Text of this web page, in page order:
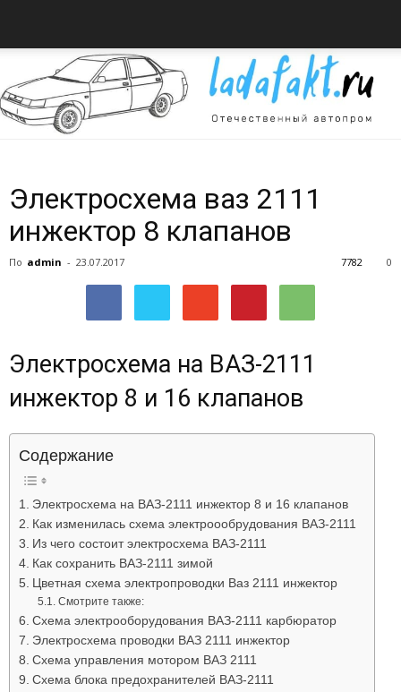
ВАЗ
Электросхема ваз 2111
инжектор 8 клапанов
По admin - 23.07.2017 0
7782
Электросхема на ВАЗ-2111
инжектор 8 и 16 клапанов
Содержание
Электросхема на ВАЗ-2111 инжектор 8 и 16 клапанов
Как изменилась схема электроообрудования ВАЗ-2111
Из чего состоит электросхема ВАЗ-2111
Как сохранить ВАЗ-2111 зимой
Цветная схема электропроводки Ваз 2111 инжектор
Смотрите также:
Схема электрооборудования ВАЗ-2111 карбюратор
Электросхема проводки ВАЗ 2111 инжектор
Схема управления мотором ВАЗ 2111
Схема блока предохранителей ВАЗ-2111